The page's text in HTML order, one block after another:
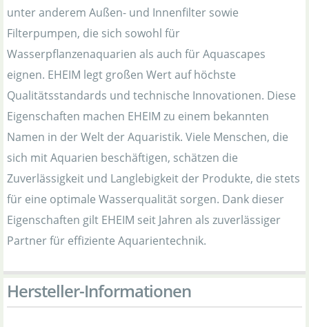
unter anderem Außen- und Innenfilter sowie
Filterpumpen, die sich sowohl für
Wasserpflanzenaquarien als auch für Aquascapes
eignen. EHEIM legt großen Wert auf höchste
Qualitätsstandards und technische Innovationen. Diese
Eigenschaften machen EHEIM zu einem bekannten
Namen in der Welt der Aquaristik. Viele Menschen, die
sich mit Aquarien beschäftigen, schätzen die
Zuverlässigkeit und Langlebigkeit der Produkte, die stets
für eine optimale Wasserqualität sorgen. Dank dieser
Eigenschaften gilt EHEIM seit Jahren als zuverlässiger
Partner für effiziente Aquarientechnik.
Hersteller-Informationen